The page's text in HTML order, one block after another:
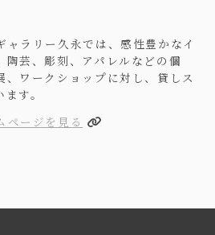
ャラリー久永では、感性豊かなイ
陶芸、彫刻、アパレルなどの個
、ワークショップに対し、貸しス
す。
ページを見る